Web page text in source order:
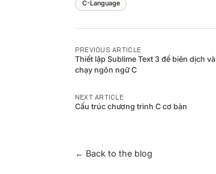
C-Language
PREVIOUS ARTICLE
Thiết lập Sublime Text 3 để biên dịch và
chạy ngôn ngữ C
NEXT ARTICLE
Cấu trúc chương trình C cơ bản
← Back to the blog